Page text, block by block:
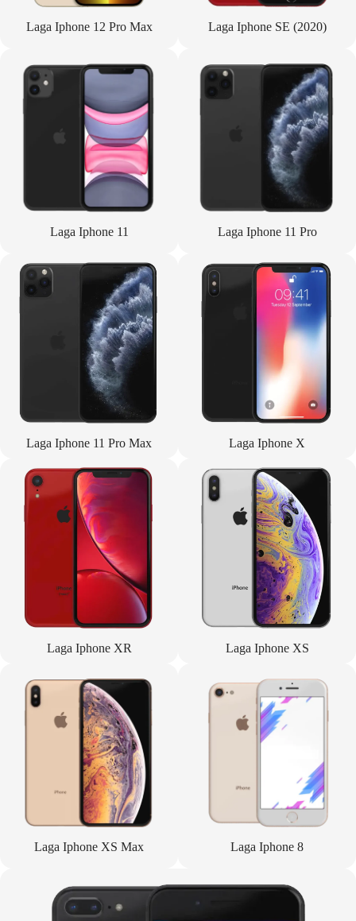
Laga Iphone 12 Pro Max Laga Iphone SE (2020)
Laga Iphone 11 Laga Iphone 11 Pro
Laga Iphone 11 Pro Max Laga Iphone X
Laga Iphone XR Laga Iphone XS
Laga Iphone XS Max Laga Iphone 8